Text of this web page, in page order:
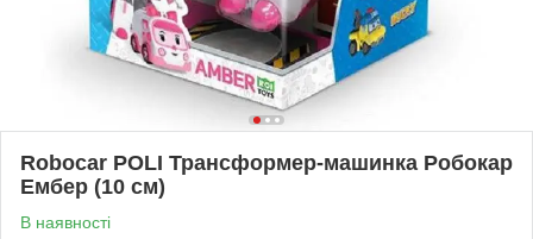
Robocar POLI Трансформер-машинка Робокар
Ембер (10 см)
В наявності